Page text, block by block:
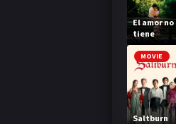
El amor no
tiene
reglas
MOVIE
Saltburn